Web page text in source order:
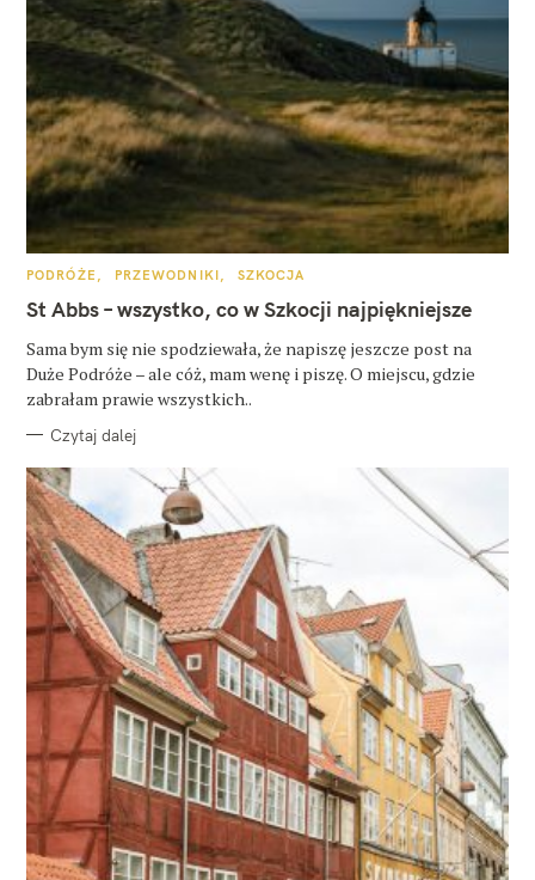
K
T
E
O
R
I
PODRÓŻE PRZEWODNIKI SZKOCJA
St Abbs – wszystko, co w Szkocji najpiękniejsze
Sama bym się nie spodziewała, że napiszę jeszcze post na
Duże Podróże – ale cóż, mam wenę i piszę. O miejscu, gdzie
zabrałam prawie wszystkich..
Czytaj dalej